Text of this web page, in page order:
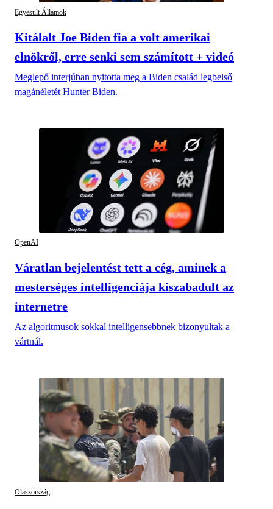
Egyesült Államok
Kitálalt Joe Biden fia a volt amerikai
elnökről, erre senki sem számított + videó
Meglepő interjúban nyitotta meg a Biden család legbelső
magánéletét Hunter Biden.
OpenAI
Váratlan bejelentést tett a cég, aminek a
mesterséges intelligenciája kiszabadult az
internetre
Az algoritmusok sokkal intelligensebbnek bizonyultak a
vártnál.
Olaszország